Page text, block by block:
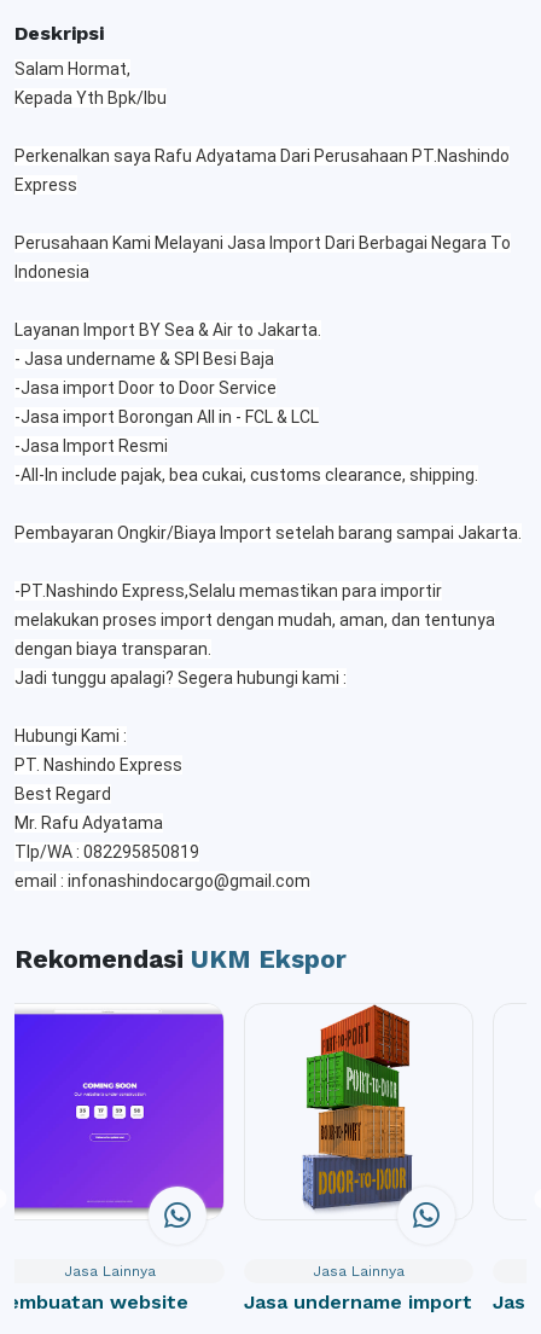
Deskripsi
Salam Hormat,
Kepada Yth Bpk/Ibu
Perkenalkan saya Rafu Adyatama Dari Perusahaan PT.Nashindo
Express
Perusahaan Kami Melayani Jasa Import Dari Berbagai Negara To
Indonesia
Layanan Import BY Sea & Air to Jakarta.
- Jasa undername & SPI Besi Baja
-Jasa import Door to Door Service
-Jasa import Borongan All in - FCL & LCL
-Jasa Import Resmi
-All-In include pajak, bea cukai, customs clearance, shipping.
Pembayaran Ongkir/Biaya Import setelah barang sampai Jakarta.
-PT.Nashindo Express,Selalu memastikan para importir
melakukan proses import dengan mudah, aman, dan tentunya
dengan biaya transparan.
Jadi tunggu apalagi? Segera hubungi kami :
Hubungi Kami :
PT. Nashindo Express
Best Regard
Mr. Rafu Adyatama
Tlp/WA : 082295850819
email : infonashindocargo@gmail.com
Rekomendasi UKM Ekspor
Jasa Lainnya
website
Jasa Lainnya
Jasa undername import